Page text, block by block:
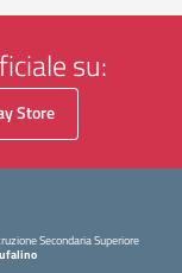
su:
Store
Secondaria Superiore